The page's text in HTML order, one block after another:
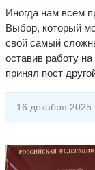
Иногда нам всем
Выбор, который
свой самый
оставив работу на
принял пост
16 декабря 2025